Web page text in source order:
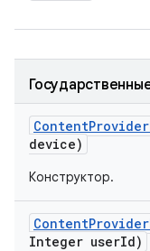
ContentProvider
device)
Конструктор.
ContentProvider
Integer userId)